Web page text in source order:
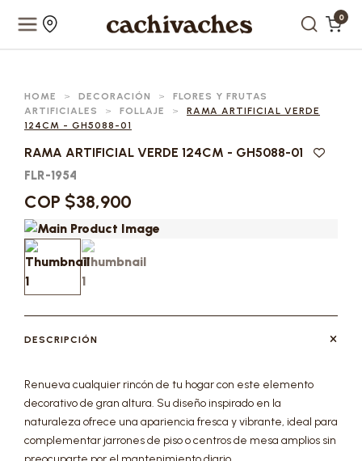
0
HOME > DECORACIÓN >
FLORES Y FRUTAS
ARTIFICIALES
> FOLLAJE >
RAMA ARTIFICIAL VERDE
124CM - GH5088-01
RAMA ARTIFICIAL VERDE 124CM - GH5088-01
FLR-1954
COP $38,900
DESCRIPCIÓN
Renueva cualquier rincón de tu hogar con este elemento
decorativo de gran altura. Su diseño inspirado en la
naturaleza ofrece una apariencia fresca y vibrante, ideal para
complementar jarrones de piso o centros de mesa amplios sin